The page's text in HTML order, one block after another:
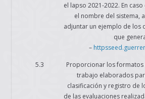
el lapso 2021-2022. En
el nombre del sistema,
adjuntar un ejemplo de los
que
–
5.3
Proporcionar los
trabajo elaborados
clasificación y registro de
de las evaluaciones